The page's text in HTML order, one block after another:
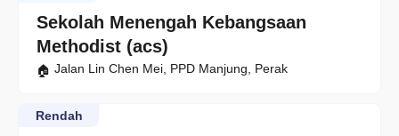
Sekolah Menengah Kebangsaan
Methodist (acs)
Jalan Lin Chen Mei, PPD Manjung, Perak
Rendah